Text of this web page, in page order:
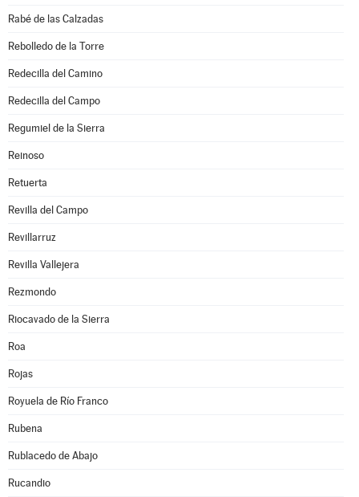
Rabé de las Calzadas
Rebolledo de la Torre
Redecilla del Camino
Redecilla del Campo
Regumiel de la Sierra
Reinoso
Retuerta
Revilla del Campo
Revillarruz
Revilla Vallejera
Rezmondo
Riocavado de la Sierra
Roa
Rojas
Royuela de Río Franco
Rubena
Rublacedo de Abajo
Rucandio